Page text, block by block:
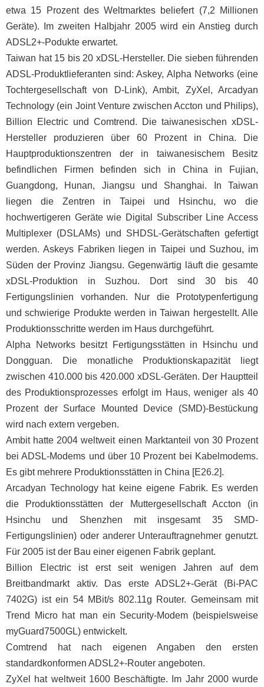
etwa 15 Prozent des Weltmarktes beliefert (7,2 Millionen
Geräte). Im zweiten Halbjahr 2005 wird ein Anstieg durch
ADSL2+-Podukte erwartet.
Taiwan hat 15 bis 20 xDSL-Hersteller. Die sieben führenden
ADSL-Produktlieferanten sind: Askey, Alpha Networks (eine
Tochtergesellschaft von D-Link), Ambit, ZyXel, Arcadyan
Technology (ein Joint Venture zwischen Accton und Philips),
Billion Electric und Comtrend. Die taiwanesischen xDSL-
Hersteller produzieren über 60 Prozent in China. Die
Hauptproduktionszentren der in taiwanesischem Besitz
befindlichen Firmen befinden sich in China in Fujian,
Guangdong, Hunan, Jiangsu und Shanghai. In Taiwan
liegen die Zentren in Taipei und Hsinchu, wo die
hochwertigeren Geräte wie Digital Subscriber Line Access
Multiplexer (DSLAMs) und SHDSL-Gerätschaften gefertigt
werden. Askeys Fabriken liegen in Taipei und Suzhou, im
Süden der Provinz Jiangsu. Gegenwärtig läuft die gesamte
xDSL-Produktion in Suzhou. Dort sind 30 bis 40
Fertigungslinien vorhanden. Nur die Prototypenfertigung
und schwierige Produkte werden in Taiwan hergestellt. Alle
Produktionsschritte werden im Haus durchgeführt.
Alpha Networks besitzt Fertigungsstätten in Hsinchu und
Dongguan. Die monatliche Produktionskapazität liegt
zwischen 410.000 bis 420.000 xDSL-Geräten. Der Hauptteil
des Produktionsprozesses erfolgt im Haus, weniger als 40
Prozent der Surface Mounted Device (SMD)-Bestückung
wird nach extern vergeben.
Ambit hatte 2004 weltweit einen Marktanteil von 30 Prozent
bei ADSL-Modems und über 10 Prozent bei Kabelmodems.
Es gibt mehrere Produktionsstätten in China [E26.2].
Arcadyan Technology hat keine eigene Fabrik. Es werden
die Produktionsstätten der Muttergesellschaft Accton (in
Hsinchu und Shenzhen mit insgesamt 35 SMD-
Fertigungslinien) oder anderer Unterauftragnehmer genutzt.
Für 2005 ist der Bau einer eigenen Fabrik geplant.
Billion Electric ist erst seit wenigen Jahren auf dem
Breitbandmarkt aktiv. Das erste ADSL2+-Gerät (Bi-PAC
7402G) ist ein 54 MBit/s 802.11g Router. Gemeinsam mit
Trend Micro hat man ein Security-Modem (beispielsweise
myGuard7500GL) entwickelt.
Comtrend hat nach eigenen Angaben den ersten
standardkonformen ADSL2+-Router angeboten.
ZyXel hat weltweit 1600 Beschäftigte. Im Jahr 2000 wurde